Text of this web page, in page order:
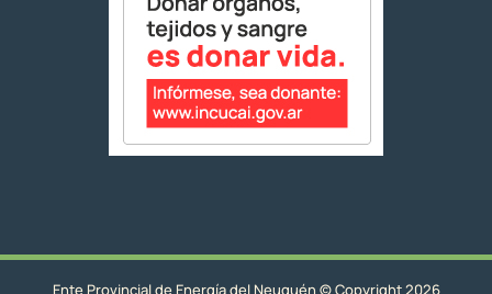
Ente Provincial de Energía del Neuquén © Copyright 2026